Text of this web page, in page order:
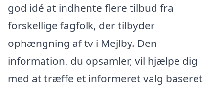
god idé at indhente flere tilbud fra
forskellige fagfolk, der tilbyder
ophængning af tv i Mejlby. Den
information, du opsamler, vil hjælpe dig
med at træffe et informeret valg baseret